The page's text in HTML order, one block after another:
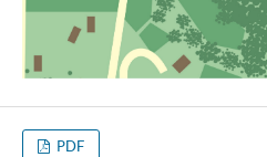
PDF